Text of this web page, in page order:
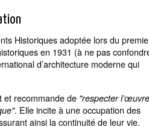
Historiques adoptée lors du
en 1931 (à ne pas
d’architecture moderne qui
et recommande de "respecter l’œuvre
. Elle incite à une occupation des
ainsi la continuité de leur vie.